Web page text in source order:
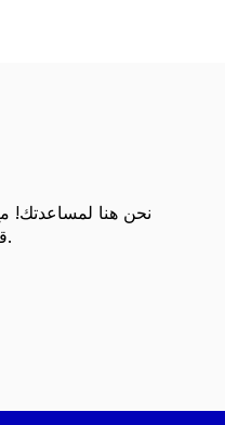
نحن هنا لمساعدتك!
قادرين على الرد على استفساراتك.